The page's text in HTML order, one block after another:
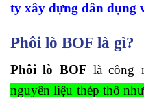
ty xây dựng dân dụng
Phôi lò BOF là gì?
Phôi lò BOF là công
nguyên liệu thép thô như